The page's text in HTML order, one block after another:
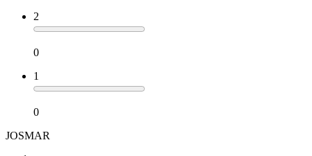
2
0
1
0
JOSMAR